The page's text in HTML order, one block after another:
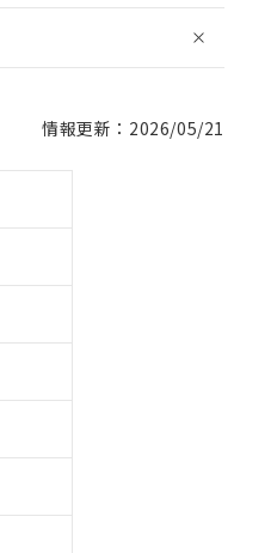
情報更新：2026/05/21